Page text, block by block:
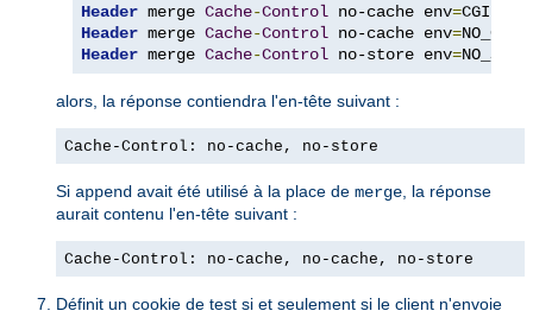
Header merge Cache-Control no-cache env=
Header merge Cache-Control no-cache env=
Header merge Cache-Control no-store env=
alors, la réponse contiendra l'en-tête suivant :
Cache-Control: no-cache, no-store
Si append avait été utilisé à la place de merge , la réponse
aurait contenu l'en-tête suivant :
Cache-Control: no-cache, no-cache, no-store
Définit un cookie de test si et seulement si le client n'envoie